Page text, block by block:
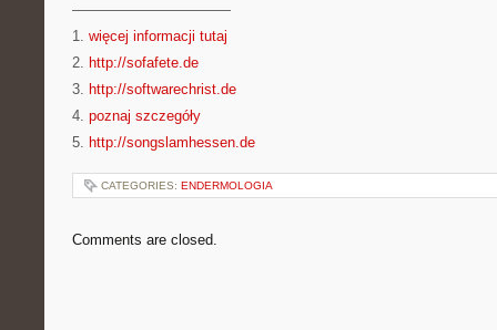
———————————
1. więcej informacji tutaj
2. http://sofafete.de
3. http://softwarechrist.de
4. poznaj szczegóły
5. http://songslamhessen.de
CATEGORIES: ENDERMOLOGIA
Comments are closed.